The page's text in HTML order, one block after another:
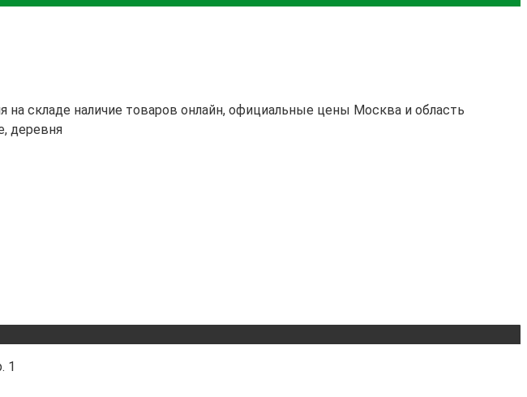
складе наличие товаров онлайн, официальные цены Москва и область
деревня
1